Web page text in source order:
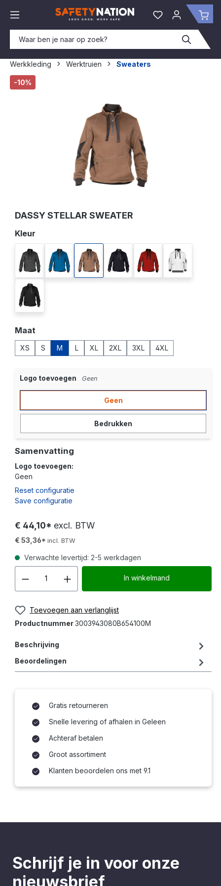
Je hebt 0 items
Werkkleding Werktruien
Sweaters
Afbeeldingengalerij overslaan
-10%
DASSY STELLAR SWEATER
Selecteer
Kleur
antracietgrijs/zwartazuurblauw/antracietgrijs
leembruin/antracietgrijs
nachtblauw/antracietgrijs
rood/zwartwit/
zwart/antracietgrijs
Selecteer
Maat
XS S M L XL 2XL 3XL 4XL
Logo toevoegen Geen
Geen
Bedrukken
Samenvatting
Logo toevoegen:
Geen
Reset configuratie
Save configuratie
€ 44,10* excl. BTW
€ 53,36* incl. BTW
Verwachte levertijd: 2-5 werkdagen
Producthoeveelheid:
In winkelmand
Toevoegen aan verlanglijst
Productnummer3003943080B654100M
Beschrijving
Beoordelingen
Gratis retourneren
Snelle levering of afhalen in Geleen
Achteraf betalen
Groot assortiment
Klanten beoordelen ons met 9.1
Schrijf je in voor onze
nieuwsbrief